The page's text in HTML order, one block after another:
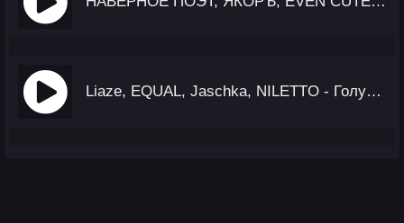
Liaze, EQUAL, Jaschka, NILETTO - Голубой Вагон (Немецкая версия)